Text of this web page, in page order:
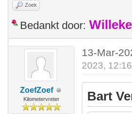
Zoek
Bedankt door:
ZoefZoef
Kilometervreter
13-Mar-
2023,
Bart